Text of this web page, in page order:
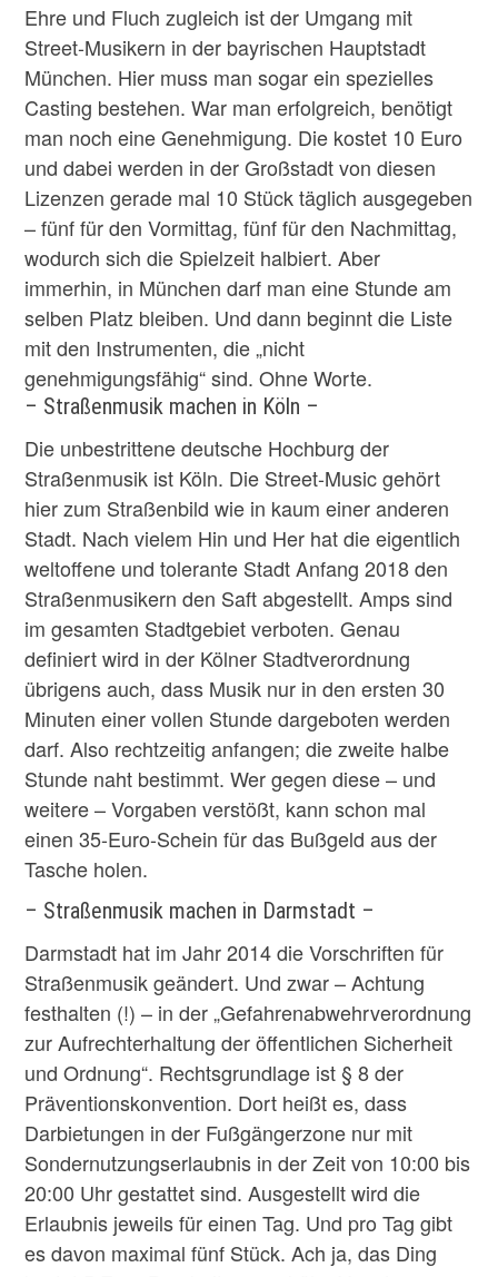
Ehre und Fluch zugleich ist der Umgang mit
Street-Musikern in der bayrischen Hauptstadt
München. Hier muss man sogar ein spezielles
Casting bestehen. War man erfolgreich, benötigt
man noch eine Genehmigung. Die kostet 10 Euro
und dabei werden in der Großstadt von diesen
Lizenzen gerade mal 10 Stück täglich ausgegeben
– fünf für den Vormittag, fünf für den Nachmittag,
wodurch sich die Spielzeit halbiert. Aber
immerhin, in München darf man eine Stunde am
selben Platz bleiben. Und dann beginnt die Liste
mit den Instrumenten, die „nicht
genehmigungsfähig“ sind. Ohne Worte.
– Straßenmusik machen in Köln –
Die unbestrittene deutsche Hochburg der
Straßenmusik ist Köln. Die Street-Music gehört
hier zum Straßenbild wie in kaum einer anderen
Stadt. Nach vielem Hin und Her hat die eigentlich
weltoffene und tolerante Stadt Anfang 2018 den
Straßenmusikern den Saft abgestellt. Amps sind
im gesamten Stadtgebiet verboten. Genau
definiert wird in der Kölner Stadtverordnung
übrigens auch, dass Musik nur in den ersten 30
Minuten einer vollen Stunde dargeboten werden
darf. Also rechtzeitig anfangen; die zweite halbe
Stunde naht bestimmt. Wer gegen diese – und
weitere – Vorgaben verstößt, kann schon mal
einen 35-Euro-Schein für das Bußgeld aus der
Tasche holen.
– Straßenmusik machen in Darmstadt –
Darmstadt hat im Jahr 2014 die Vorschriften für
Straßenmusik geändert. Und zwar – Achtung
festhalten (!) – in der „Gefahrenabwehrverordnung
zur Aufrechterhaltung der öffentlichen Sicherheit
und Ordnung“. Rechtsgrundlage ist § 8 der
Präventionskonvention. Dort heißt es, dass
Darbietungen in der Fußgängerzone nur mit
Sondernutzungserlaubnis in der Zeit von 10:00 bis
20:00 Uhr gestattet sind. Ausgestellt wird die
Erlaubnis jeweils für einen Tag. Und pro Tag gibt
es davon maximal fünf Stück. Ach ja, das Ding